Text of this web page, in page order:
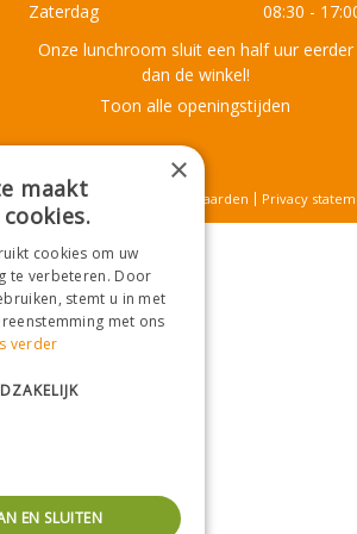
Zaterdag
08:30 -
Onze lunchroom sluit een half uur eerder
dan de winkel!
Toon alle openingstijden
De Mooij Algemene voorwaarden Privacy
×
maakt
cookies om uw
te verbeteren. Door
stemt u in met
met ons
verder
EN SLUITEN